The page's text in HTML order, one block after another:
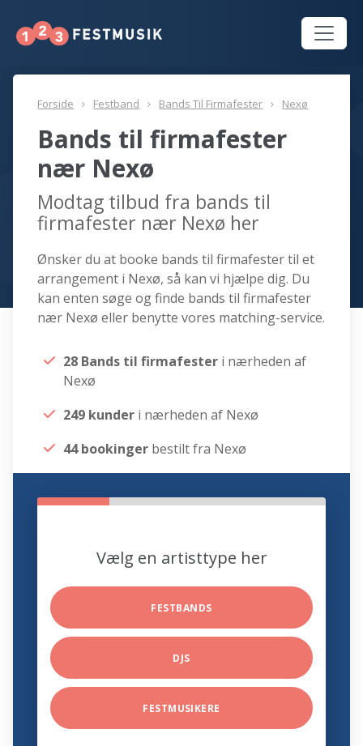
Forside Festband Bands Til Firmafester Nexø
Bands til firmafester
nær Nexø
Modtag tilbud fra bands til
firmafester nær Nexø her
Ønsker du at booke bands til firmafester til et
arrangement i Nexø, så kan vi hjælpe dig. Du
kan enten søge og finde bands til firmafester
nær Nexø eller benytte vores matching-service.
28 Bands til firmafester i nærheden af
Nexø
249 kunder i nærheden af Nexø
44 bookinger bestilt fra Nexø
Vælg en artisttype her
FESTBANDS
DJS
FESTMUSIKERE